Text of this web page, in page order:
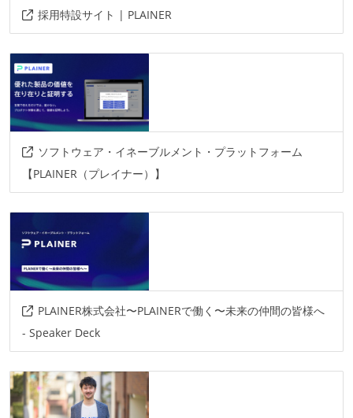
プロジェクト管理
github
情報共有ツール
slack
notion
その他
ktor
sentry docker gcp
採用特設サイト | PLAINER
ソフトウェア・イネーブルメント・プラットフォーム
【PLAINER（プレイナー）】
PLAINER株式会社〜PLAINERで働く〜未来の仲間の皆様へ
- Speaker Deck